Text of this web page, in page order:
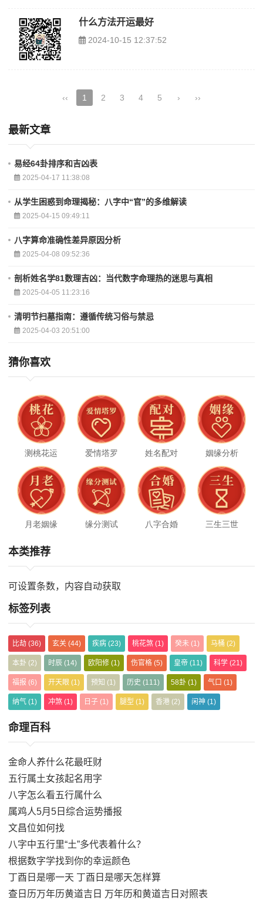
什么方法开运最好
2024-10-15 12:37:52
‹‹ 1 2 3 4 5 › ››
最新文章
易经64卦排序和吉凶表
2025-04-17 11:38:08
从学生困惑到命理揭秘：八字中“官”的多维解读
2025-04-15 09:49:11
八字算命准确性差异原因分析
2025-04-08 09:52:36
剖析姓名学81数理吉凶：当代数字命理热的迷思与真相
2025-04-05 11:23:16
清明节扫墓指南：遵循传统习俗与禁忌
2025-04-03 20:51:00
猜你喜欢
测桃花运 爱情塔罗 姓名配对 姻缘分析
月老姻缘 缘分测试 八字合婚 三生三世
本类推荐
可设置条数，内容自动获取
标签列表
比劫 (36) 玄关 (44) 疾病 (23) 桃花煞 (1) 癸未 (1) 马桶 (2)
本卦 (2) 时辰 (14) 欧阳修 (1) 伤官格 (5) 皇帝 (11) 科学 (21)
福报 (6) 开天眼 (1) 预知 (1) 历史 (111) 58卦 (1) 气口 (1)
纳气 (1) 冲煞 (1) 日子 (1) 腿型 (1) 香港 (2) 闲神 (1)
命理百科
金命人养什么花最旺财
五行属土女孩起名用字
八字怎么看五行属什么
属鸡人5月5日综合运势播报
文昌位如何找
八字中五行里“土”多代表着什么？
根据数字学找到你的幸运颜色
丁酉日是哪一天 丁酉日是哪天怎样算
查日历万年历黄道吉日 万年历和黄道吉日对照表